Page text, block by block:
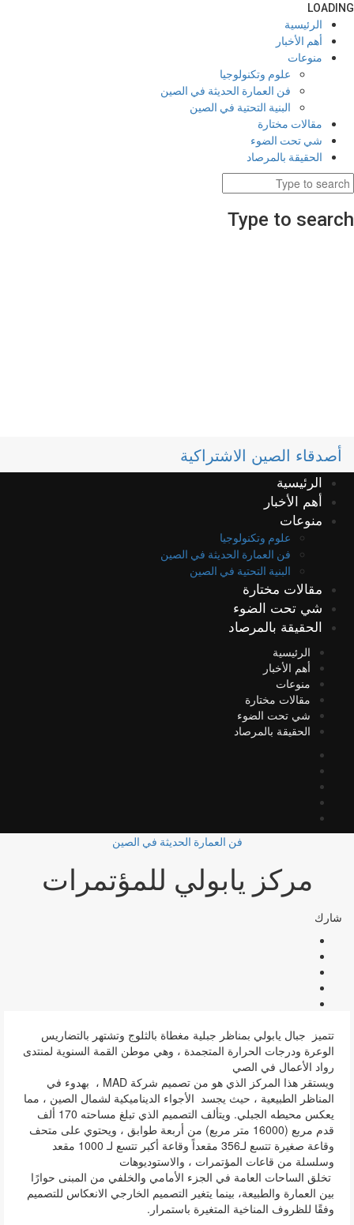
LOADING
الرئيسية
أهم الأخبار
منوعات
علوم وتكنولوجيا
فن العمارة الحديثة في الصين
البنية التحتية في الصين
مقالات مختارة
شي تحت الضوء
الحقيقة بالمرصاد
Type to search
أصدقاء الصين الاشتراكية
الرئيسية
أهم الأخبار
منوعات
علوم وتكنولوجيا
فن العمارة الحديثة في الصين
البنية التحتية في الصين
مقالات مختارة
شي تحت الضوء
الحقيقة بالمرصاد
الرئيسية
أهم الأخبار
منوعات
مقالات مختارة
شي تحت الضوء
الحقيقة بالمرصاد
فن العمارة الحديثة في الصين
مركز يابولي للمؤتمرات
شارك
تتميز جبال يابولي بمناظر جبلية مغطاة بالثلوج وتشتهر بالتضاريس
الوعرة ودرجات الحرارة المتجمدة ، وهي موطن القمة السنوية لمنتدى
رواد الأعمال في الصي
ويستقر هذا المركز الذي هو من تصميم شركة MAD ، بهدوء في
المناظر الطبيعية ، حيث يجسد الأجواء الديناميكية لشمال الصين ، مما
يعكس محيطه الجبلي. ويتألف التصميم الذي تبلغ مساحته 170 ألف
قدم مربع (16000 متر مربع) من أربعة طوابق ، ويحتوي على متحف
وقاعة صغيرة تتسع لـ356 مقعداً وقاعة أكبر تتسع لـ 1000 مقعد
وسلسلة من قاعات المؤتمرات ، والاستوديوهات
تخلق الساحات العامة في الجزء الأمامي والخلفي من المبنى حوارًا
بين العمارة والطبيعة، بينما يتغير التصميم الخارجي الانعكاس للتصميم
وفقًا للظروف المناخية المتغيرة باستمرار.